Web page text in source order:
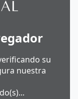
su
nuestra